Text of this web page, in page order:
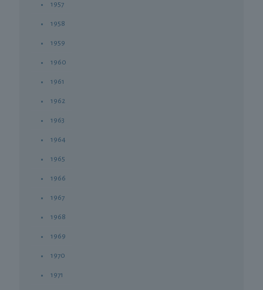
1957
1958
1959
1960
1961
1962
1963
1964
1965
1966
1967
1968
1969
1970
1971